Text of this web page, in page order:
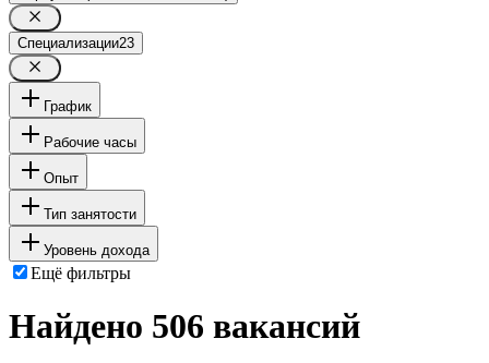
Специализации23
График
Рабочие часы
Опыт
Тип занятости
Уровень дохода
Ещё фильтры
Найдено 506 вакансий